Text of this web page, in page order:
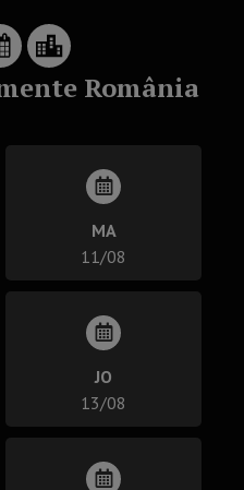
România
MA
11/08
JO
13/08